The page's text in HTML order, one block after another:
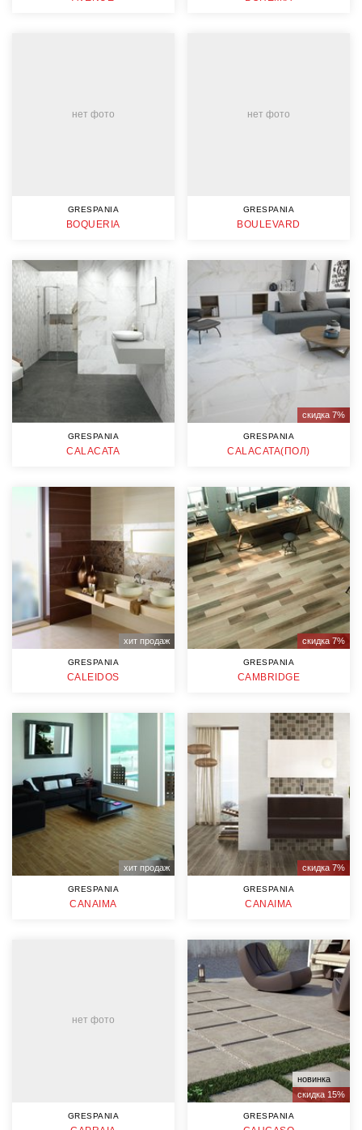
нет фото
GRESPANIA
BOQUERIA
нет фото
GRESPANIA
BOULEVARD
GRESPANIA
CALACATA
скидка 7%
GRESPANIA
CALACATA(ПОЛ)
хит продаж
GRESPANIA
CALEIDOS
скидка 7%
GRESPANIA
CAMBRIDGE
хит продаж
GRESPANIA
CANAIMA
скидка 7%
GRESPANIA
CANAIMA
нет фото
GRESPANIA
новинка
скидка 15%
GRESPANIA